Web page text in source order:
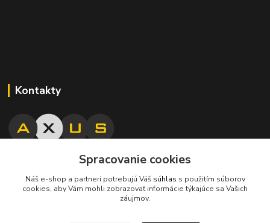
Kontakty
045/671 63 50
axuspneu@gmail.com
Spracovanie cookies
Náš e-shop a partneri potrebujú Váš súhlas s použitím súborov
cookies, aby Vám mohli zobrazovať informácie týkajúce sa Vašich
záujmov.